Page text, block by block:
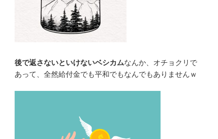
後で返さないといけないベシカムなんか、オチョクリで
あって、全然給付金でも平和でもなんでもありませんｗ